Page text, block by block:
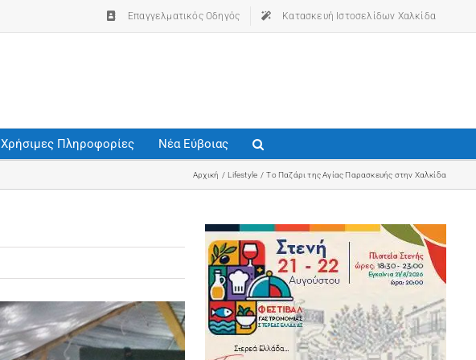
Επαγγελματικός Οδηγός Κατασκευή Ιστοσελίδων Χαλκίδα
(opens in a new tab)
Χρήσιμες Πληροφορίες Νέα Εύβοιας
Αρχική Lifestyle Το Παζάρι της Αγίας Παρασκευής στην Χαλκίδα
(opens in a new tab)